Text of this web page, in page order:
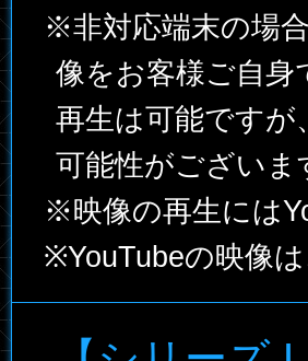
※非対応端末の場
像をお客様ご自
再生は可能ですが
可能性がござい
※映像の再生には
※YouTubeの映像